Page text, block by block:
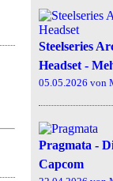
Steelseries
Headset -
05.05.2026 von
Pragmata -
Capcom